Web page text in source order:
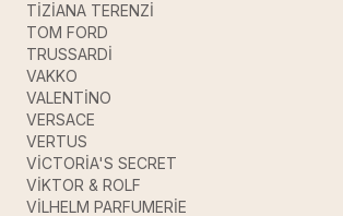
TİZİANA TERENZİ
TOM FORD
TRUSSARDİ
VAKKO
VALENTİNO
VERSACE
VERTUS
VİCTORİA'S SECRET
VİKTOR & ROLF
VİLHELM PARFUMERİE